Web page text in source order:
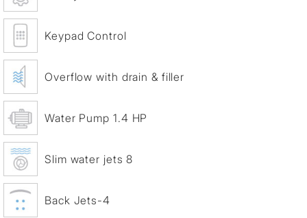
Keypad Control
Overflow with drain & filler
Water Pump 1.4 HP
Slim water jets 8
Back Jets-4